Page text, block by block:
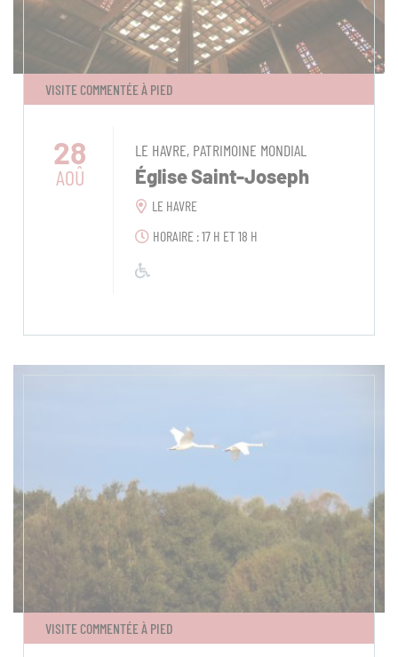
VISITE COMMENTÉE À PIED
28
AOÛ
LE HAVRE, PATRIMOINE MONDIAL
Église Saint-Joseph
LE HAVRE
HORAIRE : 17 H ET 18 H
VISITE COMMENTÉE À PIED